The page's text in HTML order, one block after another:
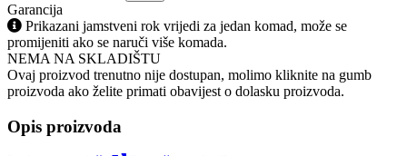
Garancija
Prikazani jamstveni rok vrijedi za jedan komad, može se
promijeniti ako se naruči više komada.
NEMA NA SKLADIŠTU
Ovaj proizvod trenutno nije dostupan, molimo kliknite na gumb
proizvoda ako želite primati obavijest o dolasku proizvoda.
Opis proizvoda